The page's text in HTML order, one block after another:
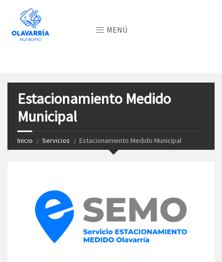
MENÚ
Estacionamiento Medido
Municipal
Inicio Servicios Estacionamiento Medido Municipal